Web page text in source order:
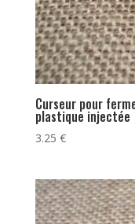
Curseur pour
plastique injectée
3.25 €